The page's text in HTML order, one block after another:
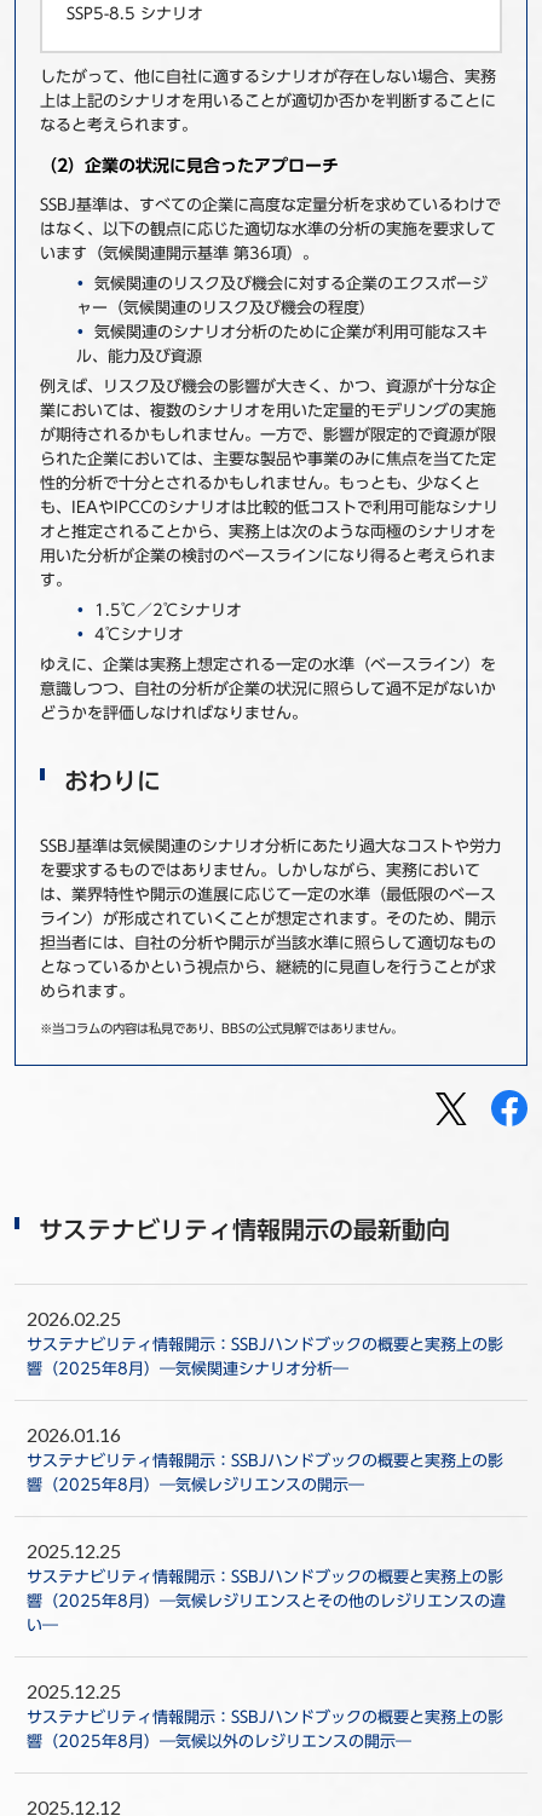
SSP5-8.5 シナリオ
したがって、他に自社に適するシナリオが存在しない場合、実務
上は上記のシナリオを用いることが適切か否かを判断することに
なると考えられます。
（2）企業の状況に見合ったアプローチ
SSBJ基準は、すべての企業に高度な定量分析を求めているわけで
はなく、以下の観点に応じた適切な水準の分析の実施を要求して
います（気候関連開示基準 第36項）。
気候関連のリスク及び機会に対する企業のエクスポージ
ャー（気候関連のリスク及び機会の程度）
気候関連のシナリオ分析のために企業が利用可能なスキ
ル、能力及び資源
例えば、リスク及び機会の影響が大きく、かつ、資源が十分な企
業においては、複数のシナリオを用いた定量的モデリングの実施
が期待されるかもしれません。一方で、影響が限定的で資源が限
られた企業においては、主要な製品や事業のみに焦点を当てた定
性的分析で十分とされるかもしれません。もっとも、少なくと
も、IEAやIPCCのシナリオは比較的低コストで利用可能なシナリ
オと推定されることから、実務上は次のような両極のシナリオを
用いた分析が企業の検討のベースラインになり得ると考えられま
す。
1.5℃／2℃シナリオ
4℃シナリオ
ゆえに、企業は実務上想定される一定の水準（ベースライン）を
意識しつつ、自社の分析が企業の状況に照らして過不足がないか
どうかを評価しなければなりません。
おわりに
SSBJ基準は気候関連のシナリオ分析にあたり過大なコストや労力
を要求するものではありません。しかしながら、実務において
は、業界特性や開示の進展に応じて一定の水準（最低限のベース
ライン）が形成されていくことが想定されます。そのため、開示
担当者には、自社の分析や開示が当該水準に照らして適切なもの
となっているかという視点から、継続的に見直しを行うことが求
められます。
※当コラムの内容は私見であり、BBSの公式見解ではありません。
サステナビリティ情報開示の最新動向
2026.02.25
サステナビリティ情報開示：SSBJハンドブックの概要と実務上の影
響（2025年8月）―気候関連シナリオ分析―
2026.01.16
サステナビリティ情報開示：SSBJハンドブックの概要と実務上の影
響（2025年8月）―気候レジリエンスの開示―
2025.12.25
サステナビリティ情報開示：SSBJハンドブックの概要と実務上の影
響（2025年8月）―気候レジリエンスとその他のレジリエンスの違
い―
2025.12.25
サステナビリティ情報開示：SSBJハンドブックの概要と実務上の影
響（2025年8月）―気候以外のレジリエンスの開示―
2025.12.12